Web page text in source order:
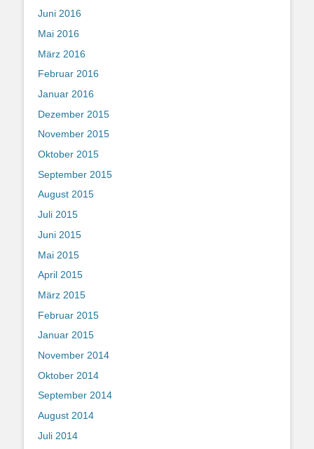
Juni 2016
Mai 2016
März 2016
Februar 2016
Januar 2016
Dezember 2015
November 2015
Oktober 2015
September 2015
August 2015
Juli 2015
Juni 2015
Mai 2015
April 2015
März 2015
Februar 2015
Januar 2015
November 2014
Oktober 2014
September 2014
August 2014
Juli 2014